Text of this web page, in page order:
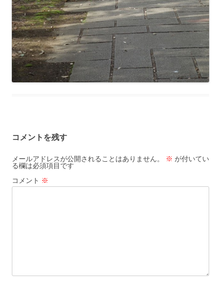
コメントを残す
メールアドレスが公開されることはありません。 ※ が付いてい
る欄は必須項目です
コメント ※